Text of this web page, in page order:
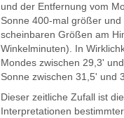
und der Entfernung vom
Sonne 400-mal größer
scheinbaren Größen am
Winkelminuten). In
Mondes zwischen 29,3'
Sonne zwischen 31,5' und
Dieser zeitliche Zufall ist
Interpretationen